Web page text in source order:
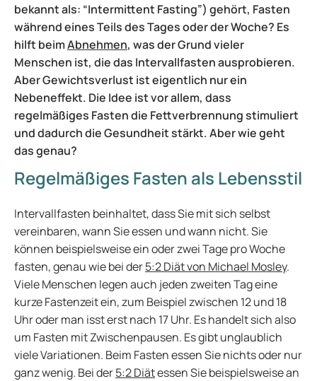
bekannt als: “Intermittent Fasting”) gehört, Fasten
während eines Teils des Tages oder der Woche? Es
hilft beimAbnehmen, was der Grund vieler
Menschen ist, die das Intervallfasten ausprobieren.
Aber Gewichtsverlust ist eigentlich nur ein
Nebeneffekt. Die Idee ist vor allem, dass
regelmäßiges Fasten die Fettverbrennung stimuliert
und dadurch die Gesundheit stärkt. Aber wie geht
das genau?
Regelmäßiges Fasten als Lebensstil
Intervallfasten beinhaltet, dass Sie mit sich selbst
vereinbaren, wann Sie essen und wann nicht. Sie
können beispielsweise ein oder zwei Tage pro Woche
fasten, genau wie bei der5:2 Diät von Michael Mosley.
Viele Menschen legen auch jeden zweiten Tag eine
kurze Fastenzeit ein, zum Beispiel zwischen 12 und 18
Uhr oder man isst erst nach 17 Uhr. Es handelt sich also
um Fasten mit Zwischenpausen. Es gibt unglaublich
viele Variationen. Beim Fasten essen Sie nichts oder nur
ganz wenig. Bei der5:2 Diätessen Sie beispielsweise an